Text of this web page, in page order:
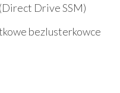
Drive SSM)
bezlusterkowce